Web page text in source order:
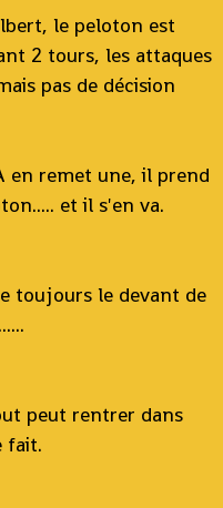
le peloton est
2 tours, les attaques
pas de décision
en remet une, il prend
et il s'en va.
toujours le devant de
peut rentrer dans
fait.